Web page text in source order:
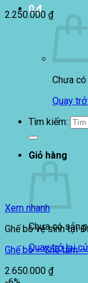
0₫
Chưa
Quay
Tìm kiếm:
Giỏ hàng
Chưa có sản
Quay trở lại
2.250.000 ₫
Xem nhanh
Ghế bô vệ sinh tại
Ghế bô – Ghế tắm
2.650.000 ₫